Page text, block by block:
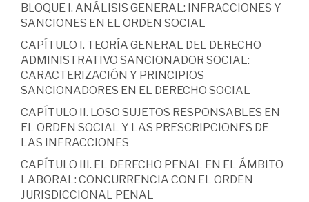
BLOQUE I. ANÁLISIS GENERAL: INFRACCIONES Y
SANCIONES EN EL ORDEN SOCIAL
CAPÍTULO I. TEORÍA GENERAL DEL DERECHO
ADMINISTRATIVO SANCIONADOR SOCIAL:
CARACTERIZACIÓN Y PRINCIPIOS
SANCIONADORES EN EL DERECHO SOCIAL
CAPÍTULO II. LOSO SUJETOS RESPONSABLES EN
EL ORDEN SOCIAL Y LAS PRESCRIPCIONES DE
LAS INFRACCIONES
CAPÍTULO III. EL DERECHO PENAL EN EL ÁMBITO
LABORAL: CONCURRENCIA CON EL ORDEN
JURISDICCIONAL PENAL